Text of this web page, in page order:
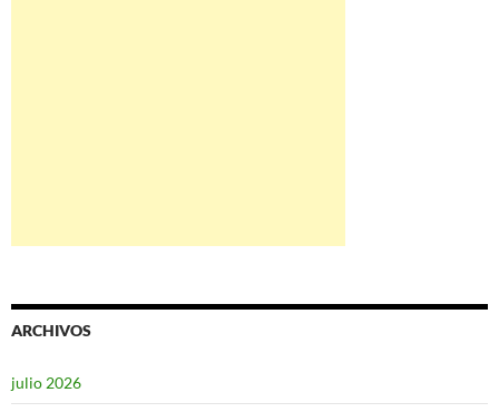
ARCHIVOS
julio 2026